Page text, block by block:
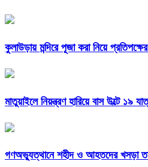
কুলাউড়ায় মন্দিরে পূজা করা নিয়ে
মাতুয়াইলে নিয়ন্ত্রণ হারিয়ে বাস উল্টে ১৯
গণঅভ্যুত্থানে শহীদ ও আহতদের খসড়া